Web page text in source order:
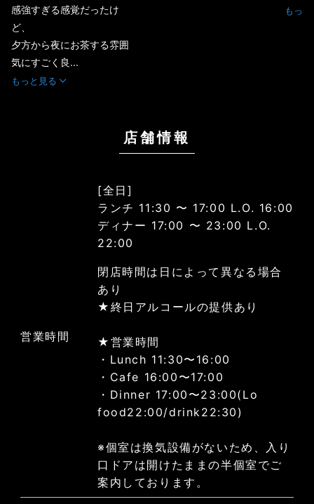
感強すぎる感覚だったけ
ど、
夕方から夜にお茶する雰囲
気にすごく良...
もっと見る
もっ
店舗情報
営業時間
[全日]
ランチ 11:30 〜 17:00 L.O. 16:00
ディナー 17:00 〜 23:00 L.O.
22:00
閉店時間は日によって異なる場合
あり
★終日アルコールの提供あり
★営業時間
・Lunch 11:30〜16:00
・Cafe 16:00〜17:00
・Dinner 17:00〜23:00(Lo
food22:00/drink22:30)
※個室は換気設備がないため、入り
口ドアは開けたままの半個室でご
案内しております。